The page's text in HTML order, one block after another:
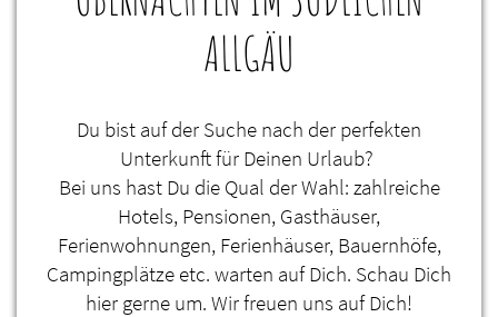
ALLGÄU
Du bist auf der Suche nach der perfekten
Unterkunft für Deinen Urlaub?
Bei uns hast Du die Qual der Wahl: zahlreiche
Hotels, Pensionen, Gasthäuser,
Ferienwohnungen, Ferienhäuser, Bauernhöfe,
Campingplätze etc. warten auf Dich. Schau Dich
hier gerne um. Wir freuen uns auf Dich!